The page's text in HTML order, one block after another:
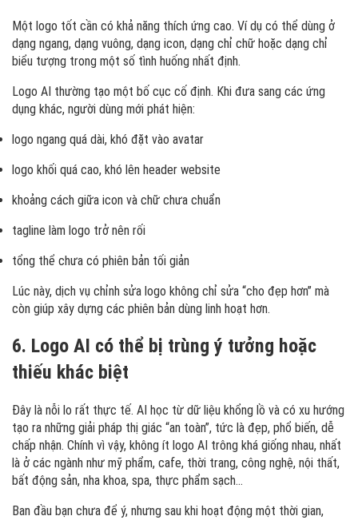
Một logo tốt cần có khả năng thích ứng cao. Ví dụ có thể dùng ở
dạng ngang, dạng vuông, dạng icon, dạng chỉ chữ hoặc dạng chỉ
biểu tượng trong một số tình huống nhất định.
Logo AI thường tạo một bố cục cố định. Khi đưa sang các ứng
dụng khác, người dùng mới phát hiện:
logo ngang quá dài, khó đặt vào avatar
logo khối quá cao, khó lên header website
khoảng cách giữa icon và chữ chưa chuẩn
tagline làm logo trở nên rối
tổng thể chưa có phiên bản tối giản
Lúc này, dịch vụ chỉnh sửa logo không chỉ sửa “cho đẹp hơn” mà
còn giúp xây dựng các phiên bản dùng linh hoạt hơn.
6. Logo AI có thể bị trùng ý tưởng hoặc
thiếu khác biệt
Đây là nỗi lo rất thực tế. AI học từ dữ liệu khổng lồ và có xu hướng
tạo ra những giải pháp thị giác “an toàn”, tức là đẹp, phổ biến, dễ
chấp nhận. Chính vì vậy, không ít logo AI trông khá giống nhau, nhất
là ở các ngành như mỹ phẩm, cafe, thời trang, công nghệ, nội thất,
bất động sản, nha khoa, spa, thực phẩm sạch…
Ban đầu bạn chưa để ý, nhưng sau khi hoạt động một thời gian,